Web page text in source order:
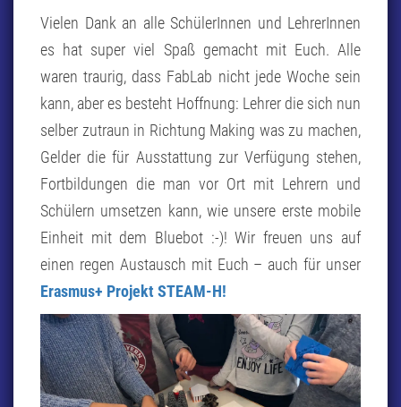
Vielen Dank an alle SchülerInnen und LehrerInnen
es hat super viel Spaß gemacht mit Euch. Alle
waren traurig, dass FabLab nicht jede Woche sein
kann, aber es besteht Hoffnung: Lehrer die sich nun
selber zutraun in Richtung Making was zu machen,
Gelder die für Ausstattung zur Verfügung stehen,
Fortbildungen die man vor Ort mit Lehrern und
Schülern umsetzen kann, wie unsere erste mobile
Einheit mit dem Bluebot :-)! Wir freuen uns auf
einen regen Austausch mit Euch – auch für unser
Erasmus+ Projekt STEAM-H!